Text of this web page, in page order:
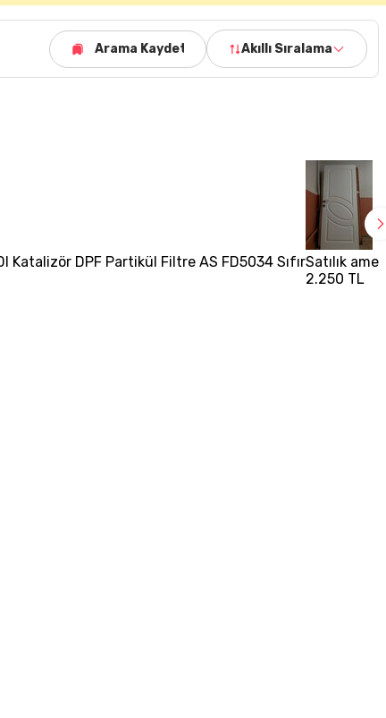
Arama Kaydet Akıllı Sıralama
Katalizör DPF Partikül Filtre AS FD5034 SıfırSatılık
2.250 TL